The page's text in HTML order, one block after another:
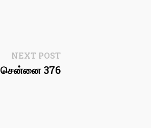
NEXT POSTNext
post:
சென்னை 376